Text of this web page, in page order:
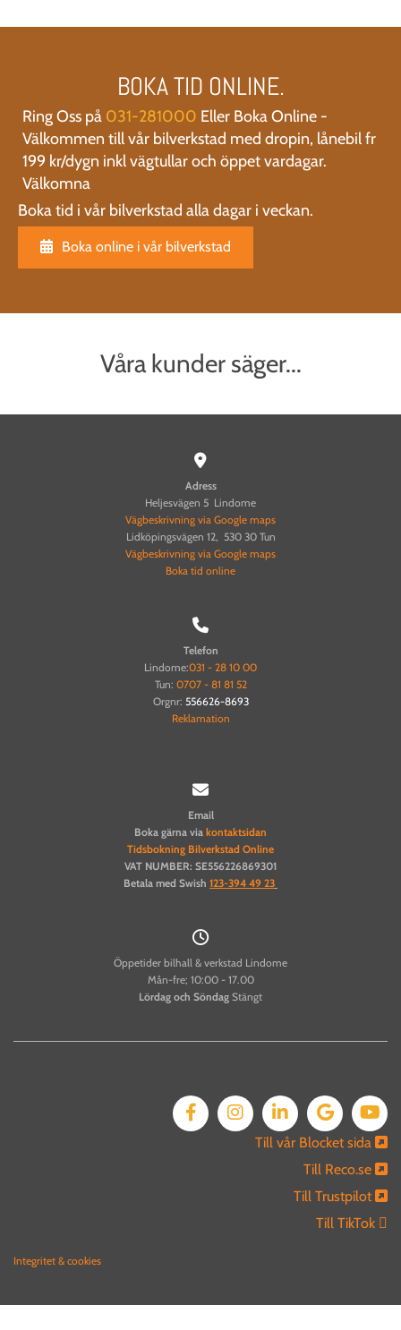
BOKA TID ONLINE.
Ring Oss på 031-281000 Eller Boka Online -
Välkommen till vår bilverkstad med dropin, lånebil fr
199 kr/dygn inkl vägtullar och öppet vardagar.
Välkomna
Boka tid i vår bilverkstad alla dagar i veckan.
Boka online i vår bilverkstad
Våra kunder säger...

Adress
Heljesvägen 5 Lindome
Vägbeskrivning via Google maps
Lidköpingsvägen 12, 530 30 Tun
Vägbeskrivning via Google maps
Boka tid online

Telefon
Lindome:031 - 28 10 00
Tun: 0707 - 81 81 52
Orgnr: 556626-8693
Reklamation

Email
Boka gärna via kontaktsidan
Tidsbokning Bilverkstad Online
VAT NUMBER: SE556226869301
Betala med Swish 123-394 49 23

Öppetider bilhall & verkstad Lindome
Mån-fre; 10:00 - 17.00
Lördag och Söndag Stängt
Till vår Blocket sida 
Till Reco.se 
Till Trustpilot 
Till TikTok 
Integritet & cookies